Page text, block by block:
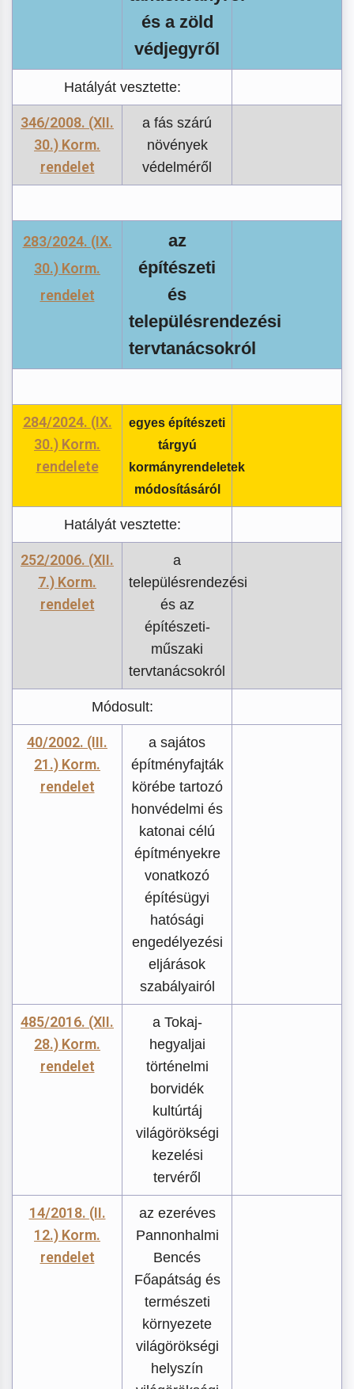
és a zöld
védjegyről
Hatályát vesztette:
346/2008. (XII.
30.) Korm.
rendelet
a fás szárú
növények
védelméről
283/2024. (IX.
30.) Korm.
rendelet
az
építészeti
és
településrendezési
tervtanácsokról
284/2024. (IX.
30.) Korm.
rendelete
egyes építészeti
tárgyú
kormányrendeletek
módosításáról
Hatályát vesztette:
252/2006. (XII.
7.) Korm.
rendelet
a
településrendezési
és az
építészeti-
műszaki
tervtanácsokról
Módosult:
40/2002. (III.
21.) Korm.
rendelet
a sajátos
építményfajták
körébe tartozó
honvédelmi és
katonai célú
építményekre
vonatkozó
építésügyi
hatósági
engedélyezési
eljárások
szabályairól
485/2016. (XII.
28.) Korm.
rendelet
a Tokaj-
hegyaljai
történelmi
borvidék
kultúrtáj
világörökségi
kezelési
tervéről
14/2018. (II.
12.) Korm.
rendelet
az ezeréves
Pannonhalmi
Bencés
Főapátság és
természeti
környezete
világörökségi
helyszín